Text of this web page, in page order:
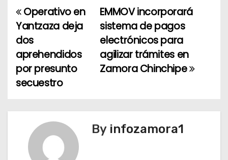
N
a
v
e
EMMOV incorporará
sistema de pagos
electrónicos para
agilizar trámites en
Zamora Chinchipe
Operativo en
Yantzaza deja
dos
aprehendidos
por presunto
secuestro
By infozamora1